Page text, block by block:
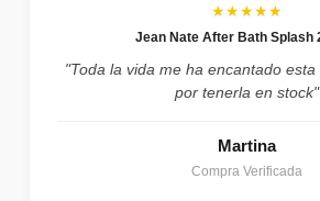
★★★★★
Jean Nate After Bath Splash
"Toda la vida me ha encantado
por tenerla en stock"
Martina
Compra Verificada